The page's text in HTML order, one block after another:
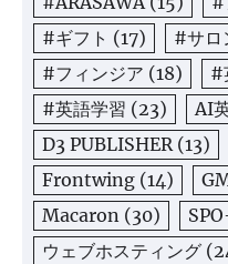
#ギフト (17) #サロ
#フィンジア (18) #
#英語学習 (23) AI
D3 PUBLISHER(13)
Frontwing (14)
Macaron (30)
ウェブホスティング